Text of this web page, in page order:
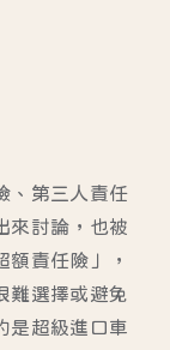
、第三人責任
來討論，也被
責任險」，
難選擇或避免
是超級進口車